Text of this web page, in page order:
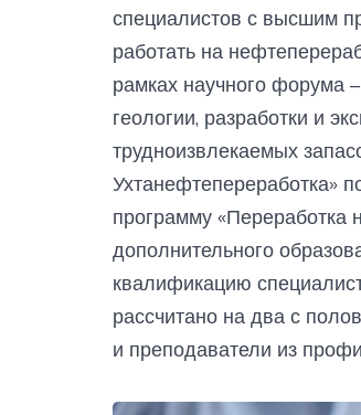
специалистов с высшим
работать на
рамках научного форума
геологии, разработки и
трудноизвлекаемых
Ухтанефтепереработка»
программу «Переработка
дополнительного
квалификацию
рассчитано на два с
и преподаватели из